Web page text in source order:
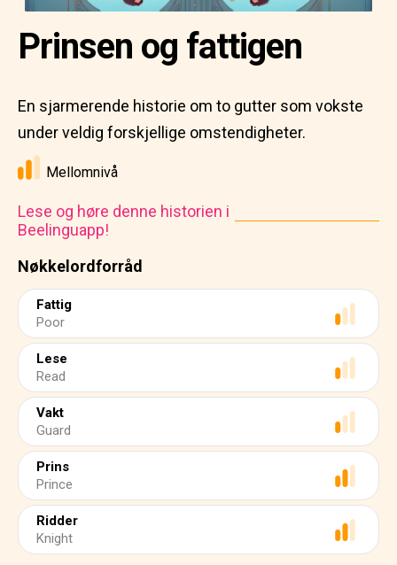
Nøkkelordforråd
Fattig
Poor
Lese
Read
Vakt
Guard
Prins
Prince
Ridder
Knight
Prinsen og fattigen
En sjarmerende historie om to gutter som vokste
under veldig forskjellige omstendigheter.
Mellomnivå
Lese og høre denne historien i
Beelinguapp!